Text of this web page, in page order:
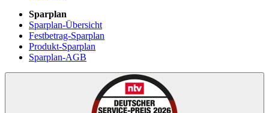
Sparplan
Sparplan-Übersicht
Festbetrag-Sparplan
Produkt-Sparplan
Sparplan-AGB